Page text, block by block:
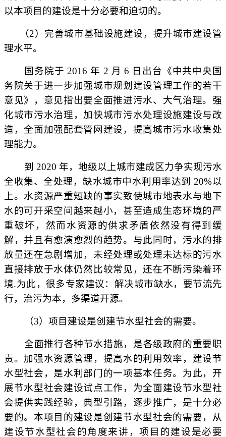
以本项目的建设是十分必要和迫切的。
（2）完善城市基础设施建设，提升城市建设管
理水平。
国务院于 2016 年 2 月 6 日出台《中共中央国
务院关于进一步加强城市规划建设管理工作的若干
意见》，意见指出要全面推进污水、大气治理。强
化城市污水治理，加快城市污水处理设施建设与改
造，全面加强配套管网建设，提高城市污水收集处
理能力。
到 2020 年，地级以上城市建成区力争实现污水
全收集、全处理，缺水城市中水利用率达到 20%以
上。水资源严重短缺的事实致使城市地表水与地下
水的可开采空间越来越小，甚至造成生态环境的严
重破坏，然而水资源的供求矛盾依然没有得到缓
解，并且有愈演愈烈的趋势。与此同时，污水的排
放量还在急剧增加，未经处理或处理未达标的污水
直接排放于水体仍然比较常见，还在不断污染着环
境.为此，很多专家建议：解决城市缺水，要节流先
行，治污为本，多渠道开源。
（3）项目建设是创建节水型社会的需要。
全面推行各种节水措施，是各级政府的重要职
责。加强水资源管理，提高水的利用效率，建设节
水型社会，是水利部门的一项基本任务。为此，开
展节水型社会建设试点工作，为全面建设节水型社
会提供实践经验，典型引路，逐步推广，是十分必
要的。本项目的建设是创建节水型社会的需要，从
建设节水型社会的角度来讲，项目的建设是必要